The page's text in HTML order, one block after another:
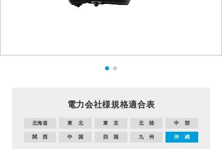
電力会社様規格適合表
北海道 東 北 東 京 北 陸 中 部
関 西 中 国 四 国 九 州 沖 縄